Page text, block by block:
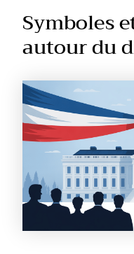
Symboles
autour du